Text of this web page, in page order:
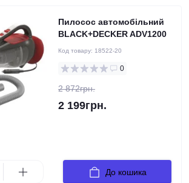
Пилосос автомобільний
BLACK+DECKER ADV1200
Код товару: 18522-20
0
2 872грн.
2 199грн.
До кошика